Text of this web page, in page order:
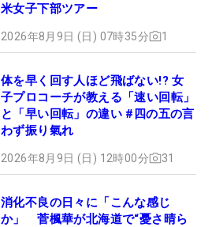
米女子下部ツアー
2026年8月9日 (日) 07時35分 1
体を早く回す人ほど飛ばない!? 女
子プロコーチが教える「速い回転」
と「早い回転」の違い #四の五の言
わず振り氣れ
2026年8月9日 (日) 12時00分 31
消化不良の日々に「こんな感じ
か」 菅楓華が北海道で“憂さ晴ら